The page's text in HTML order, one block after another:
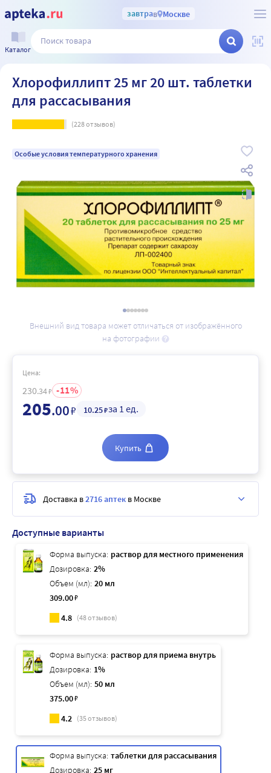
завтрав Москве
Каталог
Хлорофиллипт 25 мг 20 шт. таблетки
для рассасывания
(228отзывов)
Особые условия температурного хранения
Внешний вид товара может отличаться от изображённого
на фотографии
Доступные варианты
Форма выпуска: раствор для местного применения
Дозировка: 2%
Объем (мл): 20 мл
309.00₽
4.8 (48отзывов)
Форма выпуска: раствор для приема внутрь
Дозировка: 1%
Объем (мл): 50 мл
375.00₽
4.2 (35отзывов)
Форма выпуска: таблетки для рассасывания
Дозировка: 25 мг
Цена:
230.34₽ 11
205.00₽ 10.25₽за 1 ед.
Купить
Доставка в2716 аптек в Москве